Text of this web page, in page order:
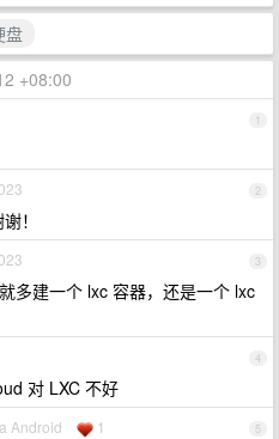
盘
+08:00
1
2
！
3
多建一个 lxc 容器，还是一个 lxc
4
对 LXC 不好
5
Android 1